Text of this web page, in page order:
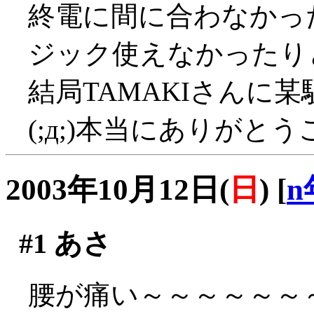
終電に間に合わなか
ジック使えなかった
結局TAMAKIさんに某
(;д;)本当にありがとう
2003年10月12日( 日 ) [n
#1 あさ
腰が痛い～～～～～～